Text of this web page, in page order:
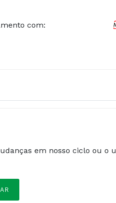
com:
em nosso ciclo ou o